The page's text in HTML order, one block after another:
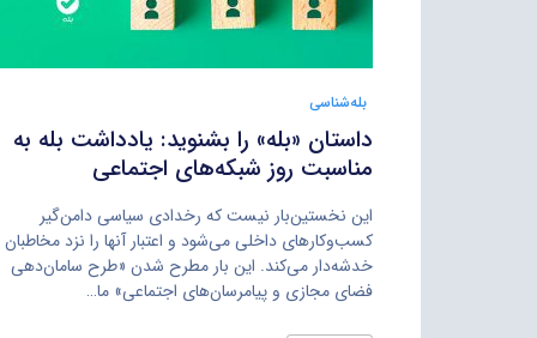
بله‌شناسی
داستان «بله» را بشنوید: یادداشت بله به
مناسبت روز شبکه‌های اجتماعی
این نخستین‌بار نیست که رخدادی سیاسی دامن‌گیر
کسب‌وکارهای داخلی می‌شود و اعتبار آنها را نزد مخاطبان
خدشه‌دار می‌کند. این بار مطرح شدن «طرح سامان‌دهی
فضای مجازی و پیامرسان‌های اجتماعی» ما…